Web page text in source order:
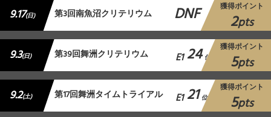
9.17(日) 第3回南魚沼クリテリウム DNF 獲得ポイント
2pts
9.3(日) 第39回舞洲クリテリウム E1 24 位
獲得ポイント
5pts
9.2(土) 第17回舞洲タイムトライアル E1 21 位
獲得ポイント
5pts